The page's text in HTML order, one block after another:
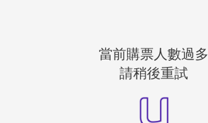
當前購票人數過多
請稍後重試